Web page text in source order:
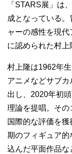
「STARS展」は
成となっている
ャーの感性を現
に認められた村上
村上隆は1962年
アニメなどサブ
出し、2020年初
理論を提唱。その
国際的な評価を
期のフィギュア的
込んだ平面作品な